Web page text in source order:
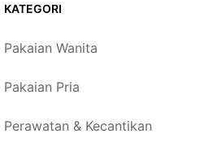
KATEGORI
Pakaian Wanita
Pakaian Pria
Perawatan & Kecantikan